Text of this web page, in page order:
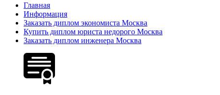
Главная
Информация
Заказать диплом экономиста Москва
Купить диплом юриста недорого Москва
Заказать диплом инженера Москва